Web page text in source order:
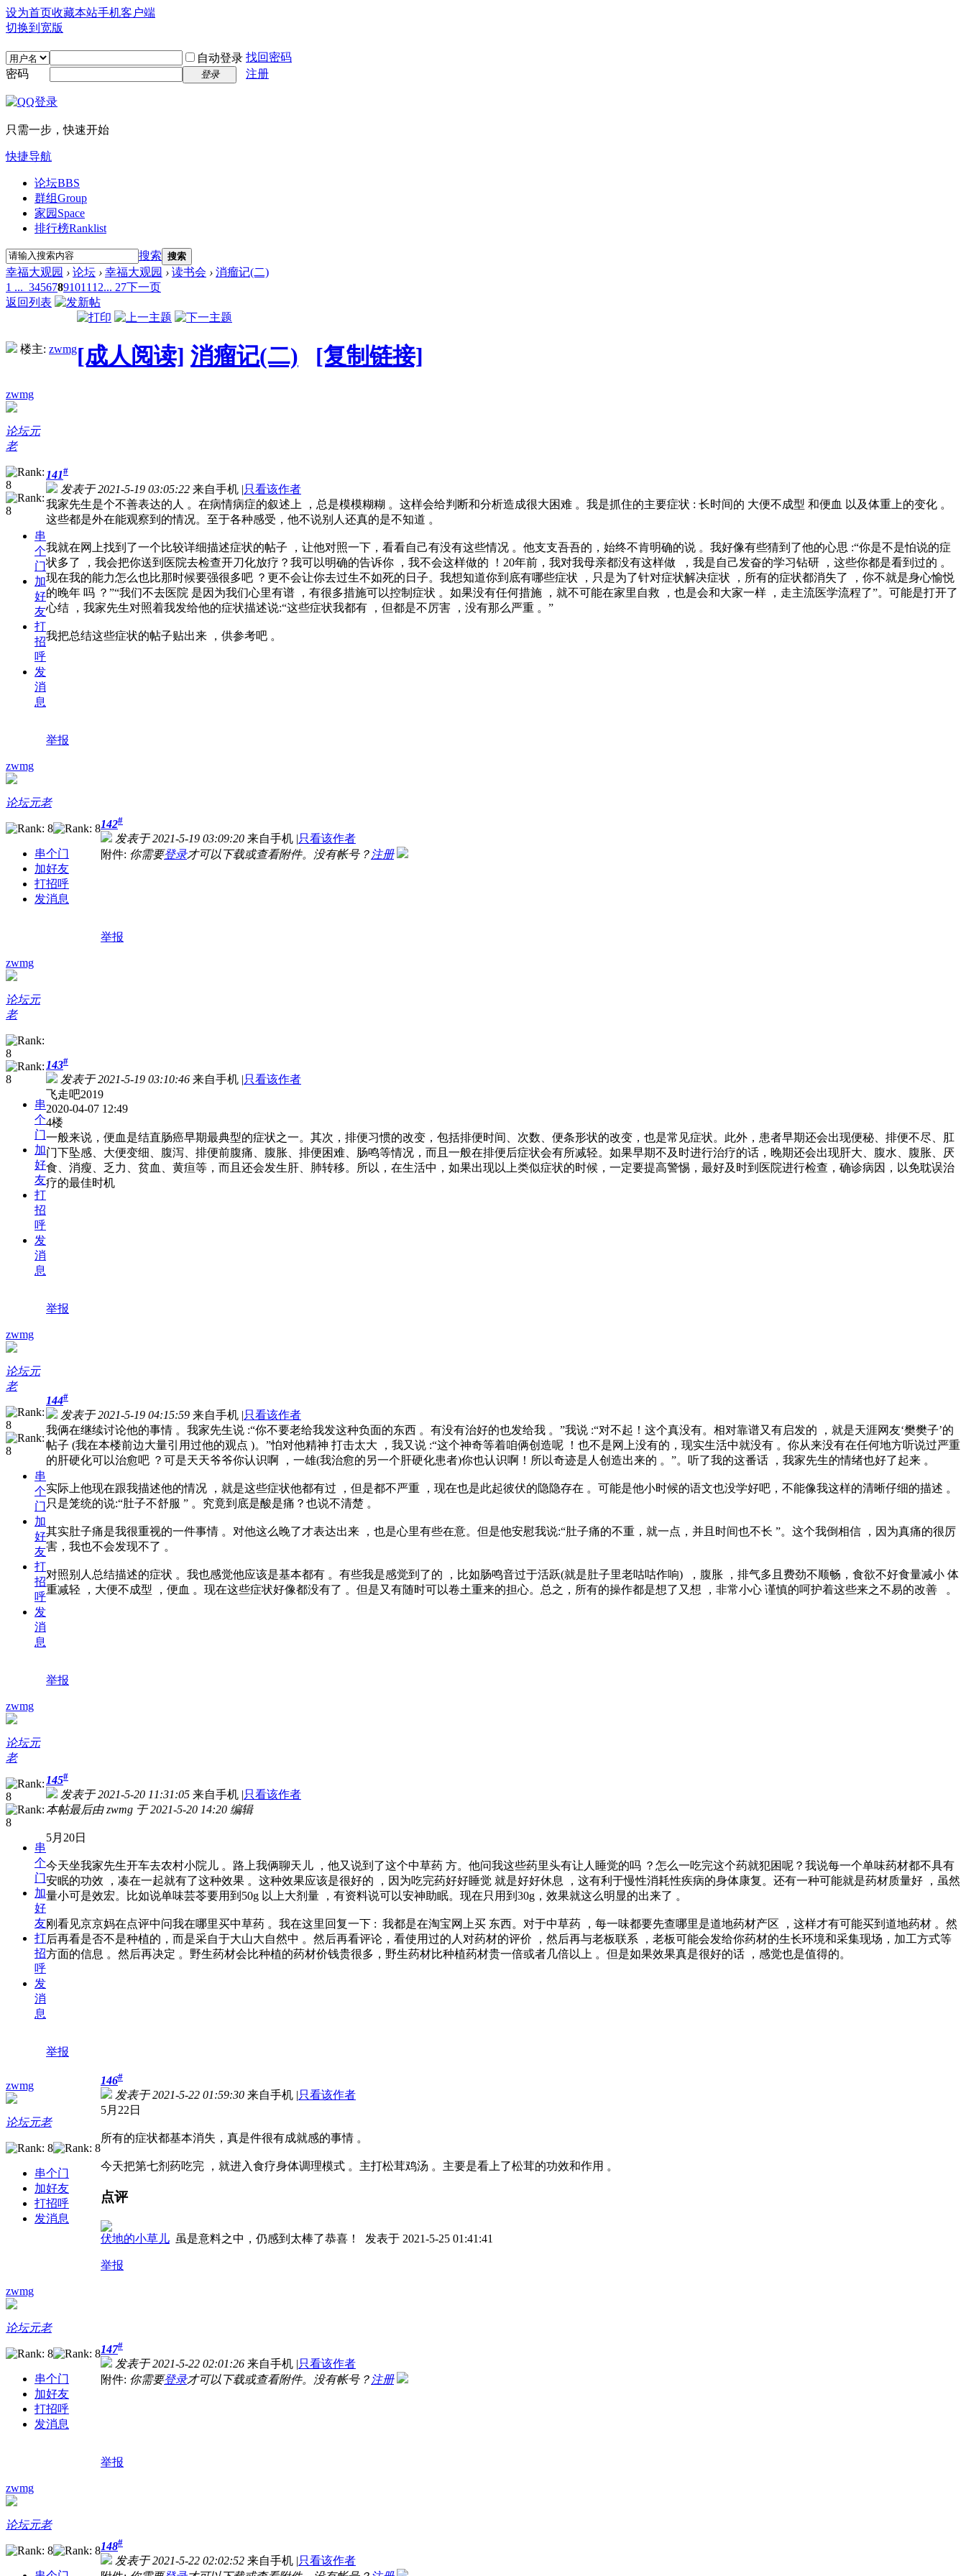
设为首页收藏本站手机客户端
切换到宽版
自动登录 找回密码
密码
登录 注册
只需一步，快速开始
快捷导航
论坛BBS
群组Group
家园 Space
排行榜Ranklist
搜索 搜索
幸福大观园 › 论坛 › 幸福大观园 › 读书会 › 消瘤记(二)
1 ... 34567891011 12... 27下一页
返回列表
楼主: zwmg[成人阅读] 消瘤记(二) [复制链接]
zwmg
论坛元
老
串
个
门
加
好
友
打
招
呼
发
消
息
141#
发表于 2021-5-19 03:05:22 来自手机 |只看该作者
我家先生是个不善表达的人 。在病情病症的叙述上 ，总是模模糊糊 。这样会给判断和分析造成很大困难 。我是抓住的主要症状 : 长时间的 大便不成型 和便血 以及体重上的变化 。
这些都是外在能观察到的情况。至于各种感受，他不说别人还真的是不知道 。
我就在网上找到了一个比较详细描述症状的帖子 ，让他对照一下，看看自己有没有这些情况 。他支支吾吾的，始终不肯明确的说 。我好像有些猜到了他的心思 :“你是不是怕说的症
状多了 ，我会把你送到医院去检查开刀化放疗？我可以明确的告诉你 ，我不会这样做的 ！20年前，我对我母亲都没有这样做 ，我是自己发奋的学习钻研 ，这些你都是看到过的 。
现在我的能力怎么也比那时候要强很多吧 ？更不会让你去过生不如死的日子。我想知道你到底有哪些症状 ，只是为了针对症状解决症状 ，所有的症状都消失了 ，你不就是身心愉悦
的晚年 吗 ？”“我们不去医院 是因为我们心里有谱 ，有很多措施可以控制症状 。如果没有任何措施 ，就不可能在家里自救 ，也是会和大家一样 ，走主流医学流程了”。可能是打开了
心结 ，我家先生对照着我发给他的症状描述说:“这些症状我都有 ，但都是不厉害 ，没有那么严重 。”
我把总结这些症状的帖子贴出来 ，供参考吧 。
举报
zwmg
论坛元老
串个门
加好友
打招呼
发消息
142#
发表于 2021-5-19 03:09:20 来自手机 |只看该作者
附件: 你需要登录才可以下载或查看附件。没有帐号？ 注册
举报
zwmg
论坛元
老
串
个
门
加
好
友
打
招
呼
发
消
息
143#
发表于 2021-5-19 03:10:46 来自手机 |只看该作者
飞走吧2019
2020-04-07 12:49
4楼
一般来说，便血是结直肠癌早期最典型的症状之一。其次，排便习惯的改变，包括排便时间、次数、便条形状的改变，也是常见症状。此外，患者早期还会出现便秘、排便不尽、肛
门下坠感、大便变细、腹泻、排便前腹痛、腹胀、排便困难、肠鸣等情况，而且一般在排便后症状会有所减轻。如果早期不及时进行治疗的话，晚期还会出现肝大、腹水、腹胀、厌
食、消瘦、乏力、贫血、黄疸等，而且还会发生肝、肺转移。所以，在生活中，如果出现以上类似症状的时候，一定要提高警惕，最好及时到医院进行检查，确诊病因，以免耽误治
疗的最佳时机
举报
zwmg
论坛元
老
串
个
门
加
好
友
打
招
呼
发
消
息
144#
发表于 2021-5-19 04:15:59 来自手机 |只看该作者
我俩在继续讨论他的事情 。我家先生说 :“你不要老给我发这种负面的东西 。有没有治好的也发给我 。”我说 :“对不起！这个真没有。相对靠谱又有启发的 ，就是天涯网友‘樊樊子’的
帖子 (我在本楼前边大量引用过他的观点 )。”怕对他精神 打击太大 ，我又说 :“这个神奇等着咱俩创造呢 ！也不是网上没有的，现实生活中就没有 。你从来没有在任何地方听说过严重
的肝硬化可以治愈吧 ？可是天天爷爷你认识啊 ，一雄(我治愈的另一个肝硬化患者)你也认识啊！所以奇迹是人创造出来的 。”。听了我的这番话 ，我家先生的情绪也好了起来 。
实际上他现在跟我描述他的情况 ，就是这些症状他都有过 ，但是都不严重 ，现在也是此起彼伏的隐隐存在 。可能是他小时候的语文也没学好吧，不能像我这样的清晰仔细的描述 。
只是笼统的说:“肚子不舒服 ” 。究竟到底是酸是痛？也说不清楚 。
其实肚子痛是我很重视的一件事情 。对他这么晚了才表达出来 ，也是心里有些在意。但是他安慰我说:“肚子痛的不重，就一点，并且时间也不长 ”。这个我倒相信 ，因为真痛的很厉
害，我也不会发现不了 。
对照别人总结描述的症状 。我也感觉他应该是基本都有 。有些我是感觉到了的 ，比如肠鸣音过于活跃(就是肚子里老咕咕作响) ，腹胀 ，排气多且费劲不顺畅，食欲不好食量减小 体
重减轻 ，大便不成型 ，便血 。现在这些症状好像都没有了 。但是又有随时可以卷土重来的担心。总之，所有的操作都是想了又想 ，非常小心 谨慎的呵护着这些来之不易的改善 。
举报
zwmg
论坛元
老
串
个
门
加
好
友
打
招
呼
发
消
息
145#
发表于 2021-5-20 11:31:05 来自手机 |只看该作者
本帖最后由 zwmg 于 2021-5-20 14:20 编辑
5月20日
今天坐我家先生开车去农村小院儿 。路上我俩聊天儿 ，他又说到了这个中草药 方。他问我这些药里头有让人睡觉的吗 ？怎么一吃完这个药就犯困呢？我说每一个单味药材都不具有
安眠的功效 ，凑在一起就有了这种效果 。这种效果应该是很好的 ，因为吃完药好好睡觉 就是好好休息 ，这有利于慢性消耗性疾病的身体康复。还有一种可能就是药材质量好 ，虽然
量小可是效宏。比如说单味芸苓要用到50g 以上大剂量 ，有资料说可以安神助眠。现在只用到30g，效果就这么明显的出来了 。
刚看见京京妈在点评中问我在哪里买中草药 。我在这里回复一下 : 我都是在淘宝网上买 东西。对于中草药 ，每一味都要先查哪里是道地药材产区 ，这样才有可能买到道地药材 。然
后再看是否不是种植的，而是采自于大山大自然中 。然后再看评论，看使用过的人对药材的评价 ，然后再与老板联系 ，老板可能会发给你药材的生长环境和采集现场，加工方式等
方面的信息 。然后再决定 。野生药材会比种植的药材价钱贵很多，野生药材比种植药材贵一倍或者几倍以上 。但是如果效果真是很好的话 ，感觉也是值得的。
举报
zwmg
论坛元老
串个门
加好友
打招呼
发消息
146#
发表于 2021-5-22 01:59:30 来自手机 |只看该作者
5月22日
所有的症状都基本消失，真是件很有成就感的事情 。
今天把第七剂药吃完 ，就进入食疗身体调理模式 。主打松茸鸡汤 。主要是看上了松茸的功效和作用 。
点评
伏地的小草儿 虽是意料之中，仍感到太棒了恭喜！ 发表于 2021-5-25 01:41:41
举报
zwmg
论坛元老
串个门
加好友
打招呼
发消息
147#
发表于 2021-5-22 02:01:26 来自手机 |只看该作者
附件: 你需要登录才可以下载或查看附件。没有帐号？ 注册
举报
zwmg
论坛元老
148#
发表于 2021-5-22 02:02:52 来自手机 |只看该作者